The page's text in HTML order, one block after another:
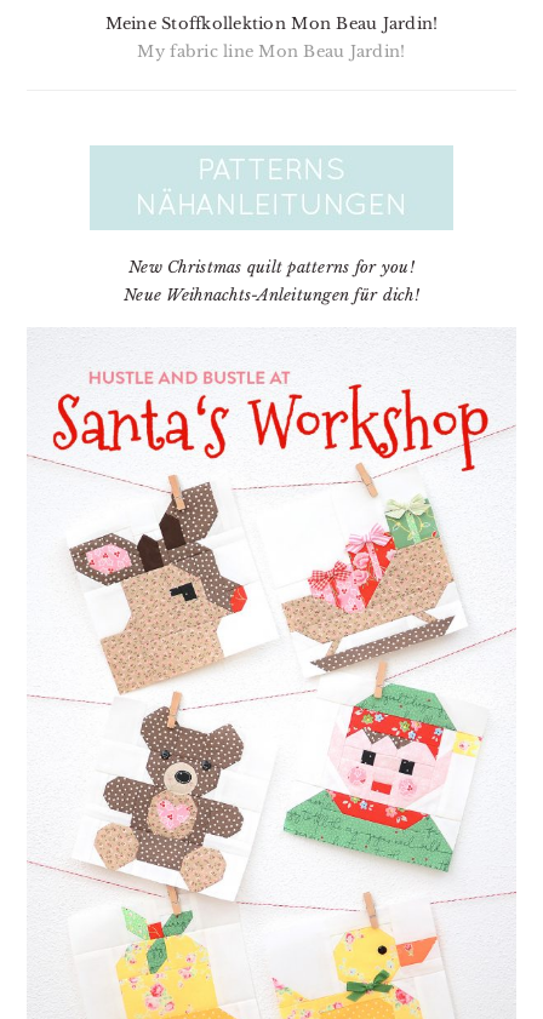
Meine Stoffkollektion Mon Beau Jardin!
My fabric line Mon Beau Jardin!
New Christmas quilt patterns for you!
Neue Weihnachts-Anleitungen für dich!